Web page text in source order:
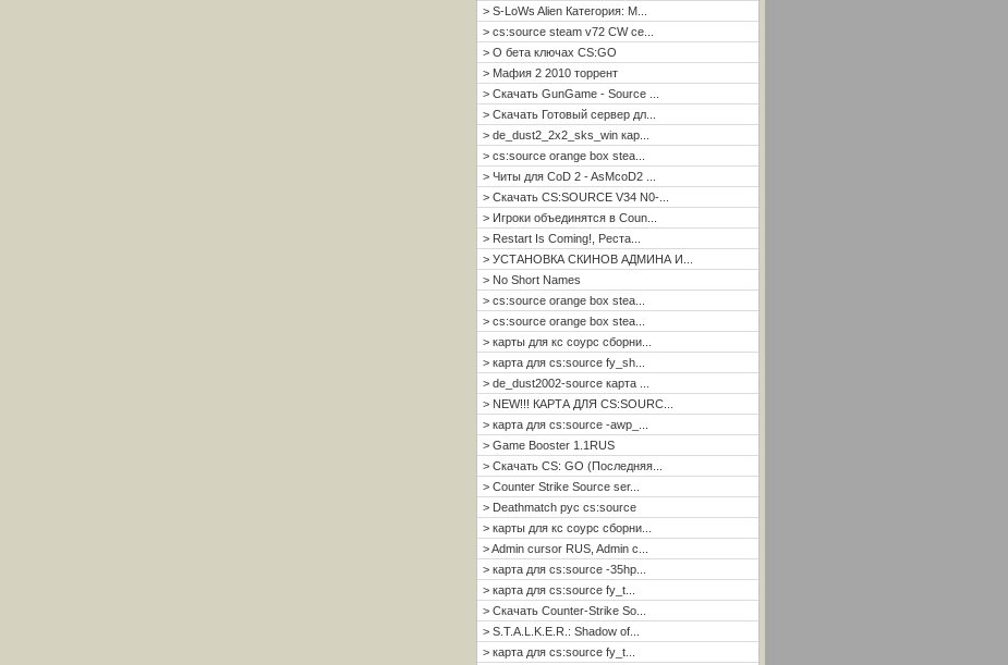
> S-LoWs Alien Категория: М...
> cs:source steam v72 CW се...
> О бета ключах CS:GO
> Мафия 2 2010 торрент
> Скачать GunGame - Source ...
> Скачать Готовый сервер дл...
> de_dust2_2x2_sks_win кар...
> cs:source orange box stea...
> Читы для CoD 2 - AsMcoD2 ...
> Скачать CS:SOURCE V34 N0-...
> Игроки объединятся в Coun...
> Restart Is Coming!, Реста...
> УСТАНОВКА СКИНОВ АДМИНА И...
> No Short Names
> cs:source orange box stea...
> cs:source orange box stea...
> карты для кс соурс сборни...
> карта для cs:source fy_sh...
> de_dust2002-source карта ...
> NEW!!! КАРТА ДЛЯ CS:SOURC...
> карта для cs:source -awp_...
> Game Booster 1.1RUS
> Скачать CS: GO (Последняя...
> Counter Strike Source ser...
> Deathmatch рус cs:source
> карты для кс соурс сборни...
> Admin cursor RUS, Admin c...
> карта для cs:source -35hp...
> карта для cs:source fy_t...
> Скачать Counter-Strike So...
> S.T.A.L.K.E.R.: Shadow of...
> карта для cs:source fy_t...